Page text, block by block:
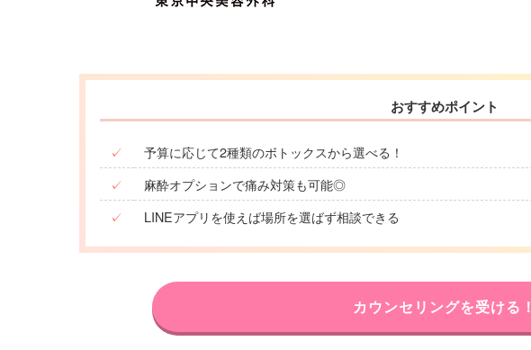
おすすめポイント
✓
予算に応じて2種類のボトックスから選べる！
✓
麻酔オプションで痛み対策も可能◎
✓
LINEアプリを使えば場所を選ばず相談できる
カウンセリングを受ける！